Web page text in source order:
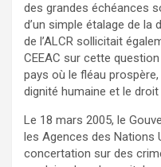
des grandes échéances
d’un simple étalage de la
de l’ALCR sollicitait
CEEAC sur cette
pays où le fléau
dignité humaine et le droit
Le 18 mars 2005, le
les Agences des Nations
concertation sur des